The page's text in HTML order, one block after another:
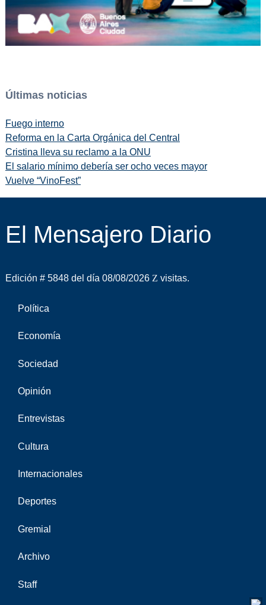
Últimas noticias
Fuego interno
Reforma en la Carta Orgánica del Central
Cristina lleva su reclamo a la ONU
El salario mínimo debería ser ocho veces mayor
Vuelve “VinoFest”
El Mensajero Diario
Edición # 5848 del día 08/08/2026 visitas.
Política
Economía
Sociedad
Opinión
Entrevistas
Cultura
Internacionales
Deportes
Gremial
Archivo
Staff